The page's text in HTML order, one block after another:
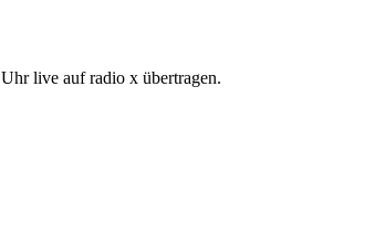
live auf radio x übertragen.